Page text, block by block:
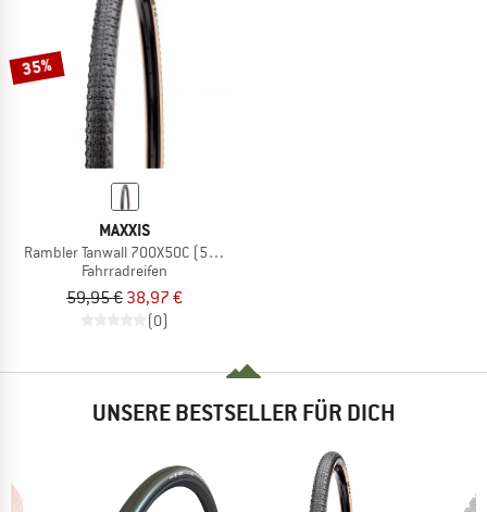
35%
MAXXIS
Rambler Tanwall 700X50C (50-622) Dual EXO TR
Fahrradreifen
59,95 € 38,97 €
(0)
UNSERE BESTSELLER FÜR DICH